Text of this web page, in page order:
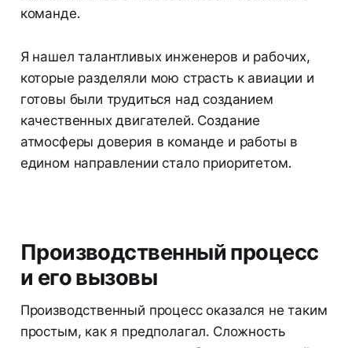
команде.
Я нашел талантливых инженеров и рабочих,
которые разделяли мою страсть к авиации и
готовы были трудиться над созданием
качественных двигателей. Создание
атмосферы доверия в команде и работы в
едином направлении стало приоритетом.
Производственный процесс
и его вызовы
Производственный процесс оказался не таким
простым, как я предполагал. Сложность